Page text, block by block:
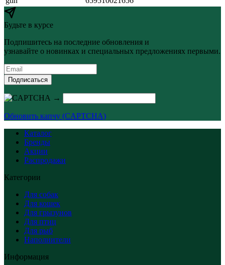
Будьте в курсе
Подпишитесь на последние обновления и
узнавайте о новинках и специальных предложениях первыми.
Подписаться
→
Обновить капчу (CAPTCHA)
Каталог
Бренды
Акции
Распродажи
Категории
Для собак
Для кошек
Для грызунов
Для птиц
Для рыб
Наполнители
Информация